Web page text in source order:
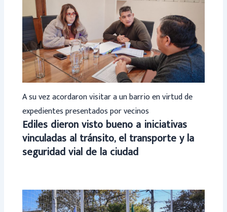
A su vez acordaron visitar a un barrio en virtud de
expedientes presentados por vecinos
Ediles dieron visto bueno a iniciativas
vinculadas al tránsito, el transporte y la
seguridad vial de la ciudad